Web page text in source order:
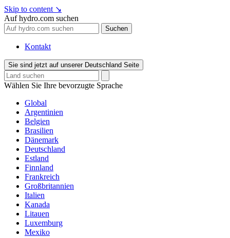
Skip to content ↘
Auf hydro.com suchen
Suchen
Kontakt
Sie sind jetzt auf unserer Deutschland Seite
Wählen Sie Ihre bevorzugte Sprache
Global
Argentinien
Belgien
Brasilien
Dänemark
Deutschland
Estland
Finnland
Frankreich
Großbritannien
Italien
Kanada
Litauen
Luxemburg
Mexiko